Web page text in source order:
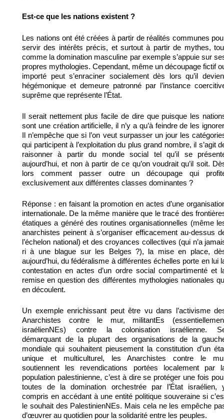
Est-ce que les nations existent ?
Les nations ont été créées à partir de réalités communes
servir des intérêts précis, et surtout à partir de mythes,
comme la domination masculine par exemple s’appuie sur
propres mythologies. Cependant, même un découpage fictif
importé peut s’enraciner socialement dès lors qu’il
hégémonique et demeure patronné par l’instance
suprême que représente l’État.
Il serait nettement plus facile de dire que puisque les
sont une création artificielle, il n’y a qu’à feindre de les
Il n’empêche que si l’on veut surpasser un jour les
qui participent à l’exploitation du plus grand nombre, il s’agit
raisonner à partir du monde social tel qu’il se
aujourd’hui, et non à partir de ce qu’on voudrait qu’il soit.
lors comment passer outre un découpage qui
exclusivement aux différentes classes dominantes ?
Réponse : en faisant la promotion en actes d’une
internationale. De la même manière que le tracé des
étatiques a généré des routines organisationnelles (même
anarchistes peinent à s’organiser efficacement au-dessus
l’échelon national) et des croyances collectives (qui n’a
ri à une blague sur les Belges ?), la mise en place,
aujourd’hui, du fédéralisme à différentes échelles porte en lui
contestation en actes d’un ordre social compartimenté et
remise en question des différentes mythologies nationales
en découlent.
Un exemple enrichissant peut être vu dans l’activisme
Anarchistes contre le mur, militantEs
israélienNEs) contre la colonisation israélienne.
démarquant de la plupart des organisations de la
mondiale qui souhaitent pieusement la constitution d’un
unique et multiculturel, les Anarchistes contre le
soutiennent les revendications portées localement par
population palestinienne, c’est à dire se protéger une fois
toutes de la domination orchestrée par l’État israélien,
compris en accédant à une entité politique souveraine si
le souhait des PalestinienNEs. Mais cela ne les empêche
d’œuvrer au quotidien pour la solidarité entre les peuples.